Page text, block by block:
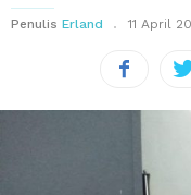
Penulis Erland 11 April